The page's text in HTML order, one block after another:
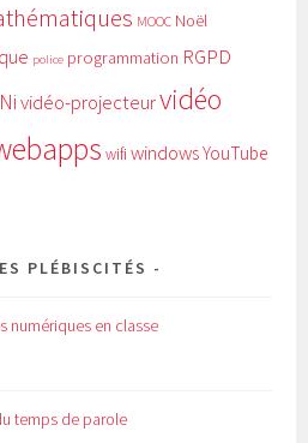
MOOC Noël
police programmation RGPD
vidéo-projecteurvidéo
wifi windowsYouTube
PLÉBISCITÉS
numériques en classe
temps de parole